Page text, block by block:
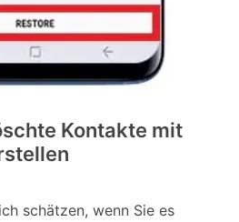
Kontakte mit
schätzen, wenn Sie es